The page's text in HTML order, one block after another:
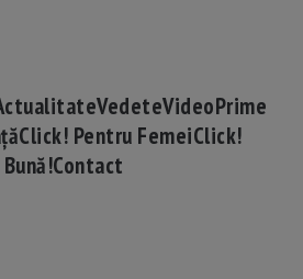
VedeteVideoPrime
Click! Pentru FemeiClick!
Contact